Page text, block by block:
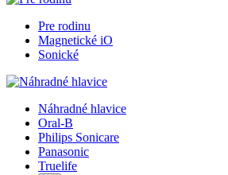
Pre rodinu
Magnetické iO
Sonické
Náhradné hlavice
Oral-B
Philips Sonicare
Panasonic
Truelife